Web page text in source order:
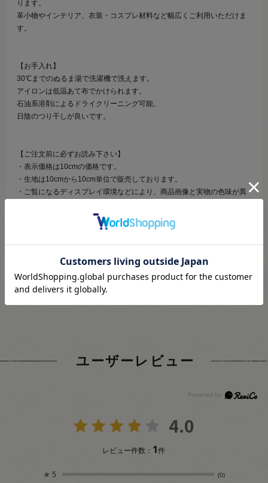
ります。
革小物やインテリア、衣装・コスプレ材料など幅広くご利用いただけま
す。
【お手入れ】
30℃までのぬるま湯で洗濯機で洗えます。
アイロンは低温あて布でかけられます。
石油系溶剤によるドライクリーニング可能。
日陰のつり干しが良いです。
【ご注文前に必ずお読み下さい】
・表示価格は10cmの価格です。
・生地は10cmから10cm単位で販売しております。
・ご覧になるディスプレイ環境などにより、商品画像と実物の色味が異
・生産ロットにより、色味や風合いが変わる場合があります。幅につき
ましても若干差が生じる場合があります。予めご了承くださいませ。
・生地はカットしてご用意するため、注文キャンセル・数量変更・返品
がお受けできません。
ユーザーレビュー
4.0
レビュー件数： 1件
★ 5 (0)